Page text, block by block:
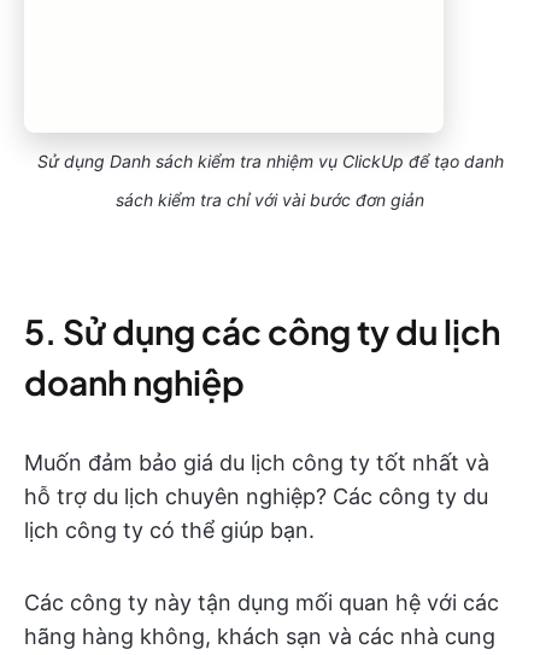
Sử dụng Danh sách kiểm tra nhiệm vụ ClickUp để tạo danh
sách kiểm tra chỉ với vài bước đơn giản
5. Sử dụng các công ty du lịch
doanh nghiệp
Muốn đảm bảo giá du lịch công ty tốt nhất và
hỗ trợ du lịch chuyên nghiệp? Các công ty du
lịch công ty có thể giúp bạn.
Các công ty này tận dụng mối quan hệ với các
hãng hàng không, khách sạn và các nhà cung